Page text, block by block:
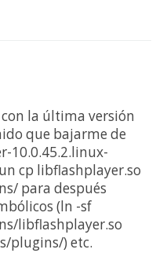
la última versión
que bajarme de
10.0.45.2.linux-
cp libflashplayer.so
para después
(ln -sf
libflashplayer.so
plugins/) etc.